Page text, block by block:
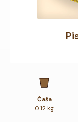
Čaša
0.12 kg